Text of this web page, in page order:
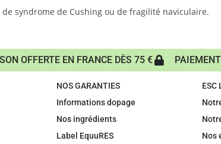
syndrome de Cushing ou de fragilité naviculaire.
OFFERTE EN FRANCE DÈS 75 €
NOS GARANTIES
Informations dopage
Nos ingrédients
Label EquuRES
ESC
Nos